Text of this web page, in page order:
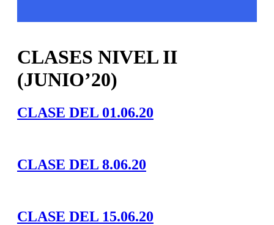
CLASES NIVEL II
(JUNIO’20)
CLASE DEL 01.06.20
CLASE DEL 8.06.20
CLASE DEL 15.06.20